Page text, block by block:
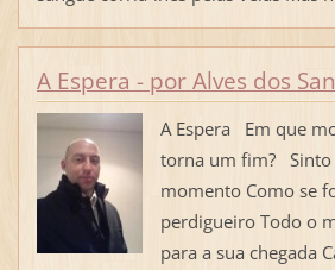
A Espera - por Alves dos
A Espera Em que
torna um fim? Sinto
momento Como se
perdigueiro Todo o
para a sua chegada